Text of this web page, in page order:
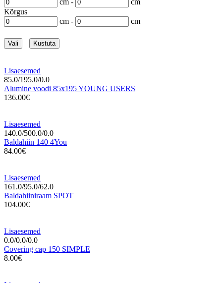
Kõrgus
cm -
cm
Vali Kustuta
Lisaesemed
85.0/195.0/0.0
Alumine voodi 85x195 YOUNG USERS
136.00€
Lisaesemed
140.0/500.0/0.0
Baldahiin 140 4You
84.00€
Lisaesemed
161.0/95.0/62.0
Baldahiiniraam SPOT
104.00€
Lisaesemed
0.0/0.0/0.0
Covering cap 150 SIMPLE
8.00€